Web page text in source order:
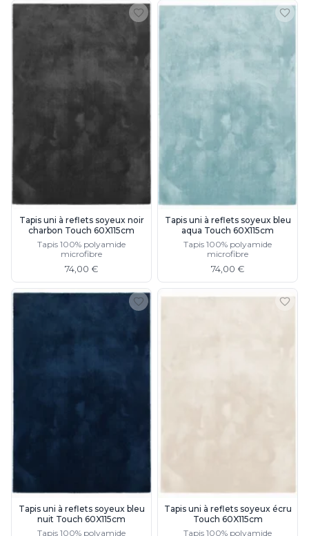
Tapis uni à reflets soyeux noir
charbon Touch 60X115cm
Tapis 100% polyamide
microfibre
74,00 €
Tapis uni à reflets soyeux bleu
aqua Touch 60X115cm
Tapis 100% polyamide
microfibre
74,00 €
Tapis uni à reflets soyeux bleu
nuit Touch 60X115cm
Tapis 100% polyamide
Tapis uni à reflets soyeux écru
Touch 60X115cm
Tapis 100% polyamide